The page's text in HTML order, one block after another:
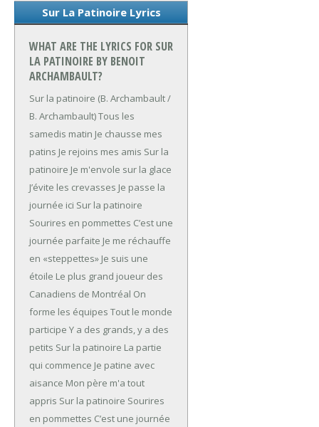
Sur La Patinoire Lyrics
WHAT ARE THE LYRICS FOR SUR
LA PATINOIRE BY BENOIT
ARCHAMBAULT?
Sur la patinoire (B. Archambault /
B. Archambault)Tous les
samedis matin Je chausse mes
patins Je rejoins mes amis Sur la
patinoire Je m'envole sur la glace
J’évite les crevasses Je passe la
journée ici Sur la patinoire
Sourires en pommettes C’est une
journée parfaite Je me réchauffe
en «steppettes» Je suis une
étoile Le plus grand joueur des
Canadiens de Montréal On
forme les équipes Tout le monde
participe Y a des grands, y a des
petits Sur la patinoire La partie
qui commence Je patine avec
aisance Mon père m'a tout
appris Sur la patinoire Sourires
en pommettes C’est une journée